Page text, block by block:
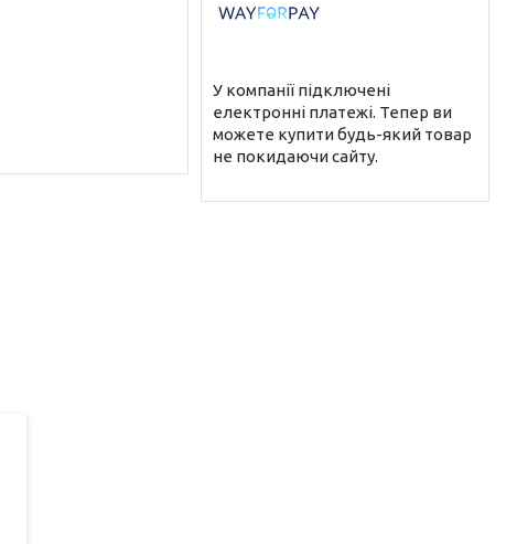
У компанії підключені
електронні платежі. Тепер ви
можете купити будь-який товар
не покидаючи сайту.